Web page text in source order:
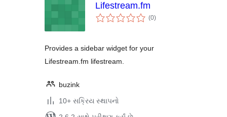
Lifestream.fm
(0કુલ
રેટિંગ્સ
)
Provides a sidebar widget for your
Lifestream.fm lifestream.
buzink
10+ સક્રિય સ્થાપનો